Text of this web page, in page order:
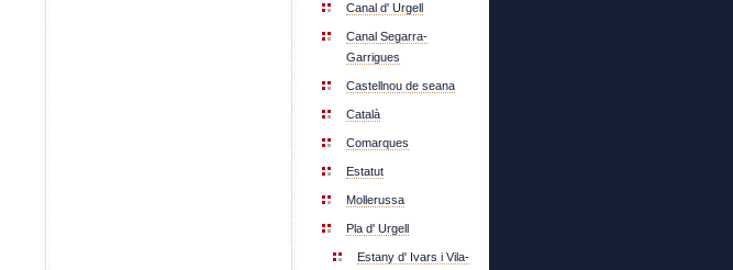
Canal d' Urgell
Canal Segarra-
Garrigues
Castellnou de seana
Català
Comarques
Estatut
Mollerussa
Pla d' Urgell
Estany d' Ivars i Vila-